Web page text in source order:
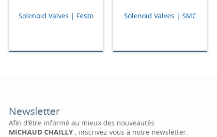
Solenoid Valves | Festo Solenoid Valves | SMC
Newsletter
Afin d'être informé au mieux des nouveautés
MICHAUD CHAILLY, inscrivez-vous à notre newsletter.